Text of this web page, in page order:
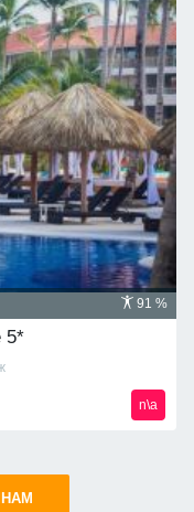
91 %
5*
n\a